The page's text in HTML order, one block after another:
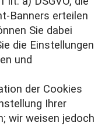
Banners erteilen
Sie dabei
die Einstellungen
und
der Cookies
Ihrer
wir weisen jedoch